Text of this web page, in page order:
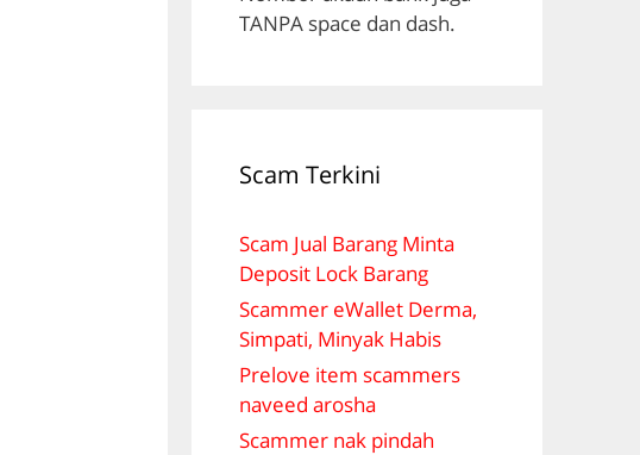
TANPA space dan dash.
Scam Terkini
Scam Jual Barang Minta
Deposit Lock Barang
Scammer eWallet Derma,
Simpati, Minyak Habis
Prelove item scammers
naveed arosha
Scammer nak pindah